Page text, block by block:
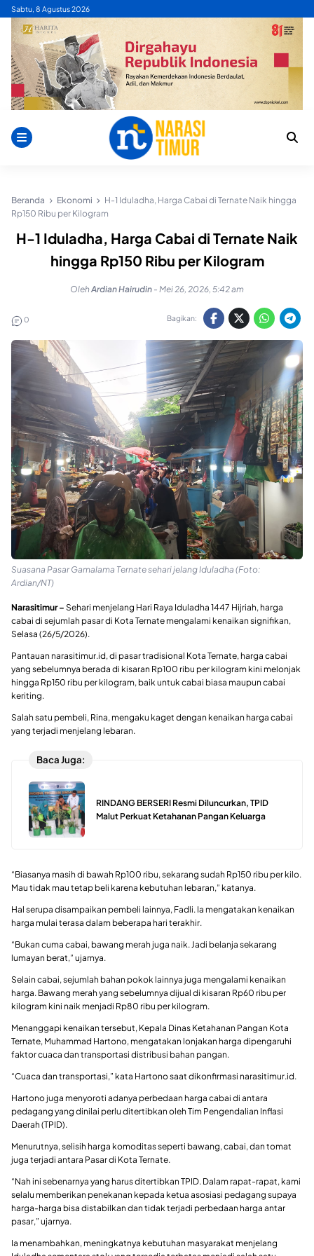
Skip
content
Sabtu, 8 Agustus 2026
Beranda Ekonomi
H-1 Iduladha, Harga Cabai di Ternate Naik hingga
Rp150 Ribu per Kilogram
H-1 Iduladha, Harga Cabai di Ternate Naik
hingga Rp150 Ribu per Kilogram
OlehArdian Hairudin - Mei 26, 2026, 5:42 am
0 Bagikan:
Suasana Pasar Gamalama Ternate sehari jelang Iduladha (Foto:
Ardian/NT)
Narasitimur – Sehari menjelang Hari Raya Iduladha 1447 Hijriah, harga
cabai di sejumlah pasar di Kota Ternate mengalami kenaikan signifikan,
Selasa (26/5/2026).
Pantauan narasitimur.id, di pasar tradisional Kota Ternate, harga cabai
yang sebelumnya berada di kisaran Rp100 ribu per kilogram kini melonjak
hingga Rp150 ribu per kilogram, baik untuk cabai biasa maupun cabai
keriting.
Salah satu pembeli, Rina, mengaku kaget dengan kenaikan harga cabai
yang terjadi menjelang lebaran.
Baca Juga:
RINDANG BERSERI Resmi Diluncurkan, TPID
Malut Perkuat Ketahanan Pangan Keluarga
“Biasanya masih di bawah Rp100 ribu, sekarang sudah Rp150 ribu per kilo.
Mau tidak mau tetap beli karena kebutuhan lebaran,” katanya.
Hal serupa disampaikan pembeli lainnya, Fadli. Ia mengatakan kenaikan
harga mulai terasa dalam beberapa hari terakhir.
“Bukan cuma cabai, bawang merah juga naik. Jadi belanja sekarang
lumayan berat,” ujarnya.
Selain cabai, sejumlah bahan pokok lainnya juga mengalami kenaikan
harga. Bawang merah yang sebelumnya dijual di kisaran Rp60 ribu per
kilogram kini naik menjadi Rp80 ribu per kilogram.
Menanggapi kenaikan tersebut, Kepala Dinas Ketahanan Pangan Kota
Ternate, Muhammad Hartono, mengatakan lonjakan harga dipengaruhi
faktor cuaca dan transportasi distribusi bahan pangan.
“Cuaca dan transportasi,” kata Hartono saat dikonfirmasi narasitimur.id.
Hartono juga menyoroti adanya perbedaan harga cabai di antara
pedagang yang dinilai perlu ditertibkan oleh Tim Pengendalian Inflasi
Daerah (TPID).
Menurutnya, selisih harga komoditas seperti bawang, cabai, dan tomat
juga terjadi antara Pasar di Kota Ternate.
“Nah ini sebenarnya yang harus ditertibkan TPID. Dalam rapat-rapat, kami
selalu memberikan penekanan kepada ketua asosiasi pedagang supaya
harga-harga bisa distabilkan dan tidak terjadi perbedaan harga antar
pasar,” ujarnya.
Ia menambahkan, meningkatnya kebutuhan masyarakat menjelang